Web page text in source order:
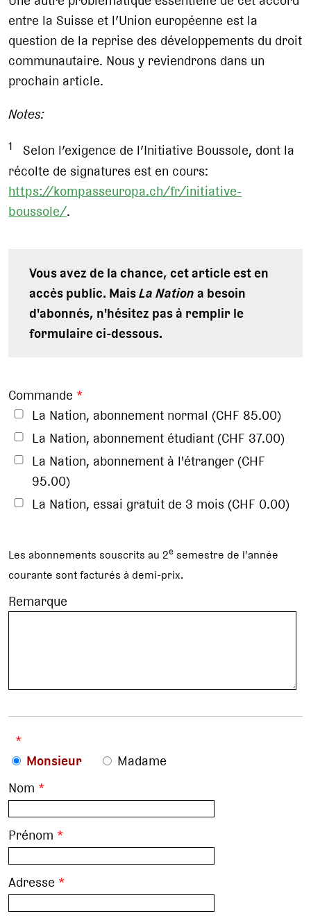
entre la Suisse et l’Union européenne est la
question de la reprise des développements du droit
communautaire. Nous y reviendrons dans un
prochain article.
Notes:
1
Selon l’exigence de l’Initiative Boussole, dont la
récolte de signatures est en cours:
https://kompasseuropa.ch/fr/initiative-
boussole/.
Vous avez de la chance, cet article est en
accès public. MaisLa Nationa besoin
d'abonnés, n'hésitez pas à remplir le
formulaire ci-dessous.
Commande *
La Nation, abonnement normal (CHF 85.00)
La Nation, abonnement étudiant (CHF 37.00)
La Nation, abonnement à l'étranger (CHF
95.00)
La Nation, essai gratuit de 3 mois (CHF 0.00)
Les abonnements souscrits au 2e semestre de l'année
courante sont facturés à demi-prix.
Remarque
*
Monsieur
Madame
Nom *
Prénom *
Adresse *